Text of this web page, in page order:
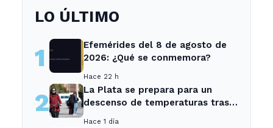
LO ÚLTIMO
1
Efemérides del 8 de agosto de
2026: ¿Qué se conmemora?
Hace 22 h
2
La Plata se prepara para un
descenso de temperaturas tras
Hace 1 día